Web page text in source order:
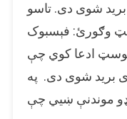
د
یو
شوی دی. تاسو
وګورئ: فېسبوک
ادعا کوي چې
برید شوی دی. په